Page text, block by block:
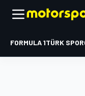
FORMULA 1TÜRK